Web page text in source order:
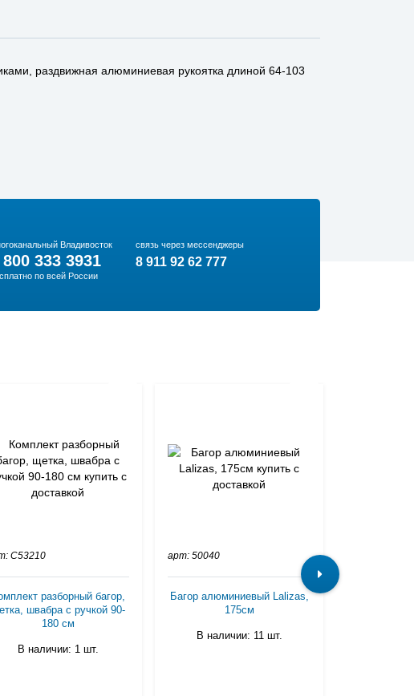
раздвижная алюминиевая рукоятка длиной 64-103
Владивосток
333 3931
по всей России
связь через мессенджеры
8 911 92 62 777
C53210
разборный багор,
швабра с ручкой 90-
180 см
В наличии: 1 шт.
арт: 50040
Багор алюминиевый Lalizas,
175см
В наличии: 11 шт.